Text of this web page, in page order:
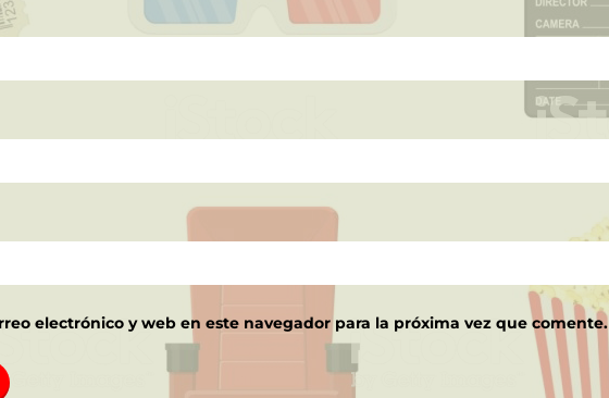
electrónico y web en este navegador para la próxima vez que comente.